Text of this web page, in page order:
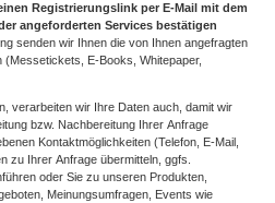
Registrierungslink per E-Mail mit dem
angeforderten Services bestätigen
senden wir Ihnen die von Ihnen angefragten
E-Books, Whitepaper,
verarbeiten wir Ihre Daten auch, damit wir
bzw. Nachbereitung Ihrer Anfrage
Kontaktmöglichkeiten (Telefon, E-Mail,
zu Ihrer Anfrage übermitteln, ggfs.
oder Sie zu unseren Produkten,
Meinungsumfragen, Events wie